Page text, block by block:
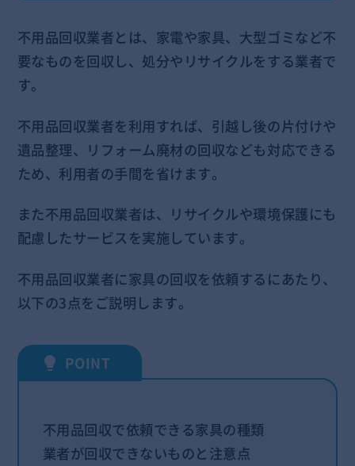
不用品回収業者とは、家電や家具、大型ゴミなど不
要なものを回収し、処分やリサイクルをする業者で
す。
不用品回収業者を利用すれば、引越し後の片付けや
遺品整理、リフォーム廃材の回収なども対応できる
ため、利用者の手間を省けます。
また不用品回収業者は、リサイクルや環境保護にも
配慮したサービスを実施しています。
不用品回収業者に家具の回収を依頼するにあたり、
以下の3点をご説明します。
不用品回収で依頼できる家具の種類
業者が回収できないものと注意点